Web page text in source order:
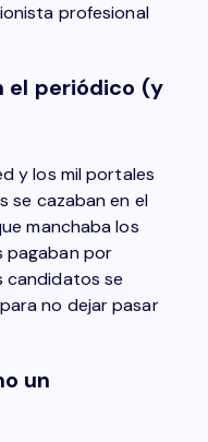
profesional
el periódico (y
y los mil portales
se cazaban en el
manchaba los
pagaban por
candidatos se
no dejar pasar
un